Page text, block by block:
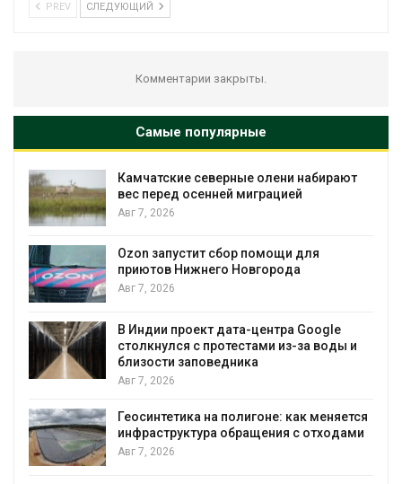
PREV СЛЕДУЮЩИЙ
Комментарии закрыты.
Самые популярные
Камчатские северные олени набирают
вес перед осенней миграцией
Авг 7, 2026
Ozon запустит сбор помощи для
приютов Нижнего Новгорода
Авг 7, 2026
В Индии проект дата-центра Google
столкнулся с протестами из-за воды и
близости заповедника
Авг 7, 2026
Геосинтетика на полигоне: как меняется
инфраструктура обращения с отходами
Авг 7, 2026